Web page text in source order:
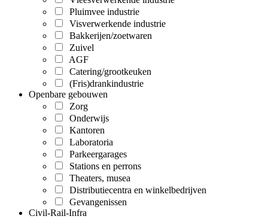
Pluimvee industrie
Visverwerkende industrie
Bakkerijen/zoetwaren
Zuivel
AGF
Catering/grootkeuken
(Fris)drankindustrie
Openbare gebouwen
Zorg
Onderwijs
Kantoren
Laboratoria
Parkeergarages
Stations en perrons
Theaters, musea
Distributiecentra en winkelbedrijven
Gevangenissen
Civil-Rail-Infra